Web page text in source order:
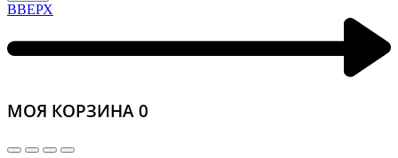
ВВЕРХ
МОЯ КОРЗИНА 0